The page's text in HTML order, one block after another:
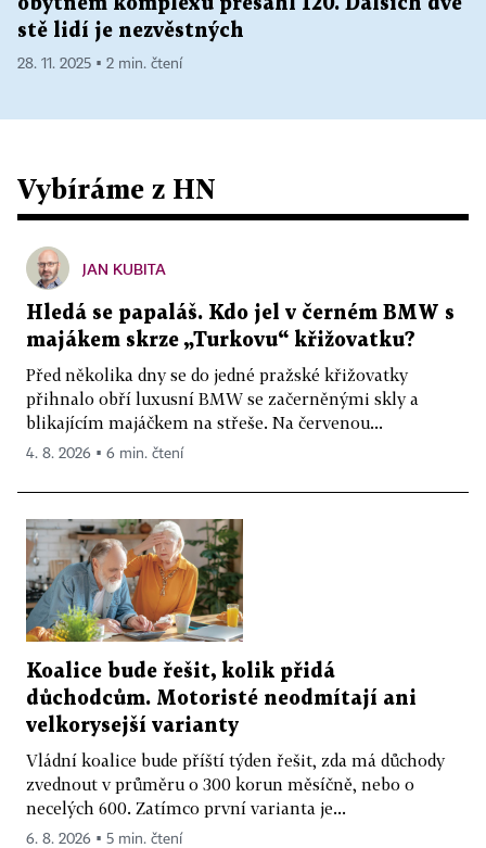
obytném komplexu přesáhl 120. Dalších dvě
stě lidí je nezvěstných
28. 11. 2025 ▪ 2 min. čtení
Vybíráme z HN
JAN KUBITA
Hledá se papaláš. Kdo jel v černém BMW s
majákem skrze „Turkovu“ křižovatku?
Před několika dny se do jedné pražské křižovatky
přihnalo obří luxusní BMW se začerněnými skly a
blikajícím majáčkem na střeše. Na červenou...
4. 8. 2026 ▪ 6 min. čtení
Koalice bude řešit, kolik přidá
důchodcům. Motoristé neodmítají ani
velkorysejší varianty
Vládní koalice bude příští týden řešit, zda má důchody
zvednout v průměru o 300 korun měsíčně, nebo o
necelých 600. Zatímco první varianta je...
6. 8. 2026 ▪ 5 min. čtení